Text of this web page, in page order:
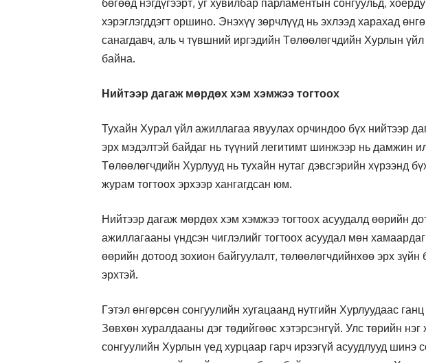
бөгөөд нэгдүгээрт, уг хувилбар парламентын сонгуульд,
хэрэглэгддэгт оршино. Энэхүү зөрчлүүд нь эхлээд харахад
санагдавч, аль ч түвшний иргэдийн Төлөөлөгчдийн Хурлын
байна.
Нийтээр дагаж мөрдөх хэм хэмжээ тогтоох
Тухайн Хурал үйл ажиллагаа явуулах орчиндоо бүх нийтээр
эрх мэдэлтэй байдаг нь түүний легитимт шинжээр нь дамжин
Төлөөлөгчдийн Хурлууд нь тухайн нутаг дэвсгэрийн хүрээнд
журам тогтоох эрхээр хангагдсан юм.
Нийтээр дагаж мөрдөх хэм хэмжээ тогтоох асуудалд өөрийн
ажиллагааны үндсэн чиглэлийг тогтоох асуудал мөн
өөрийн дотоод зохион байгуулалт, төлөөлөгчдийнхөө эрх
эрхтэй.
Гэтэл өнгөрсөн сонгуулийн хугацаанд нутгийн Хурлуудаас
Зөвхөн хуралдааны дэг төдийгөөс хэтэрсэнгүй. Улс төрийн
сонгуулийн Хурлын үед хурцаар гарч ирээгүй асуудлууд шинэ